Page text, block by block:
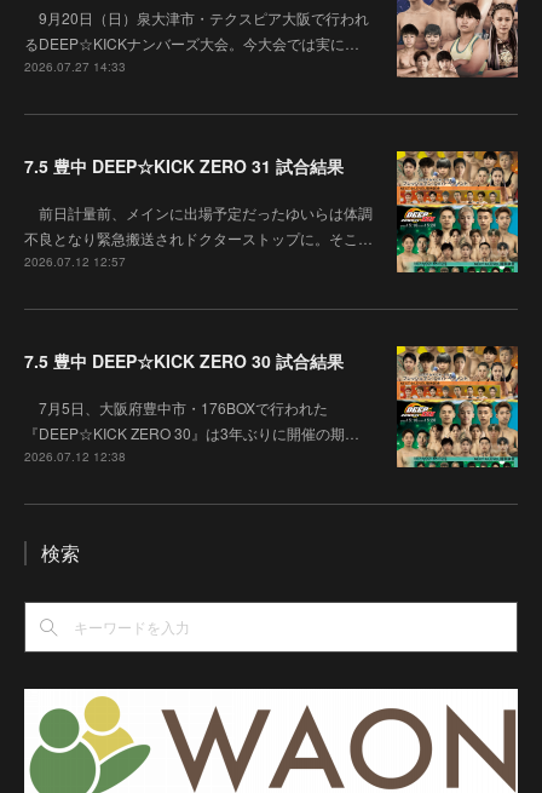
9月20日（日）泉大津市・テクスピア大阪で行われ
るDEEP☆KICKナンバーズ大会。今大会では実に…
2026.07.27 14:33
7.5 豊中 DEEP☆KICK ZERO 31 試合結果
前日計量前、メインに出場予定だったゆいらは体調
不良となり緊急搬送されドクターストップに。そこ…
2026.07.12 12:57
7.5 豊中 DEEP☆KICK ZERO 30 試合結果
7月5日、大阪府豊中市・176BOXで行われた
『DEEP☆KICK ZERO 30』は3年ぶりに開催の期…
2026.07.12 12:38
検索